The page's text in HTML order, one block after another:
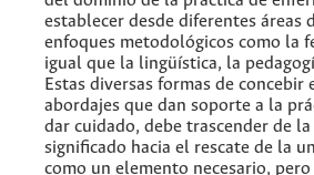
establecer desde diferentes
enfoques metodológicos como la
igual que la lingüística, la
Estas diversas formas de
abordajes que dan soporte a la
dar cuidado, debe trascender de
significado hacia el rescate de la
como un elemento necesario,